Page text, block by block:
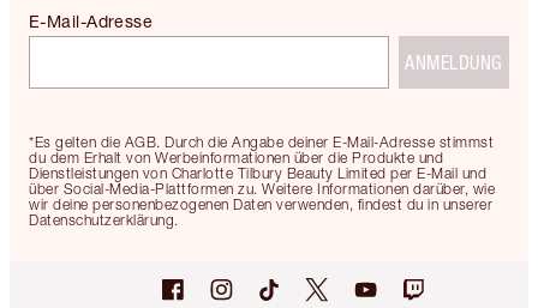
*Es gelten die AGB. Durch die Angabe deiner E-Mail-Adresse stimmst
du dem Erhalt von Werbeinformationen über die Produkte und
Dienstleistungen von Charlotte Tilbury Beauty Limited per E-Mail und
über Social-Media-Plattformen zu. Weitere Informationen darüber, wie
wir deine personenbezogenen Daten verwenden, findest du in unserer
Datenschutzerklärung.
E-Mail-Adresse
ANMELDUNG